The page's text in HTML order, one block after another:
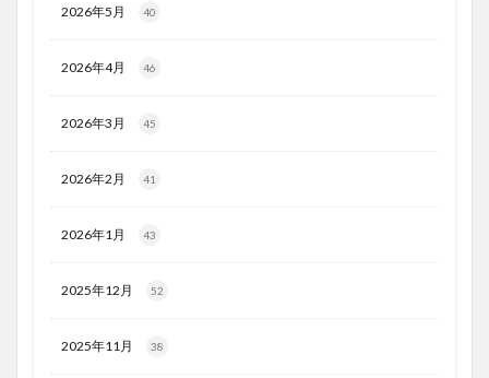
2026年5月 40
2026年4月 46
2026年3月 45
2026年2月 41
2026年1月 43
2025年12月 52
2025年11月 38